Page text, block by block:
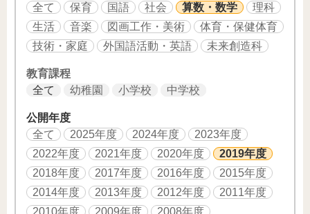
全て
保育 国語 社会 算数・数学
理科
生活
音楽 図画工作・美術
体育・保健体育
技術・家庭
外国語活動・英語 未来創造科
教育課程
全て
幼稚園 小学校 中学校
公開年度
全て
2025年度 2024年度
2023年度
2022年度
2021年度 2020年度
2019年度
2018年度
2017年度 2016年度
2015年度
2014年度
2013年度 2012年度
2011年度